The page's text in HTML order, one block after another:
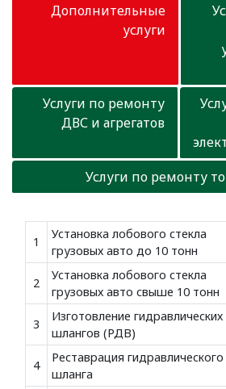
Дополнительные
услуги
Услуги по ремонту
ДВС и агрегатов
Услуги по ремонту
1
Установка лобового стекла
грузовых авто до 10 тонн
2
Установка лобового стекла
грузовых авто свыше 10 тонн
3
Изготовление гидравлических
шлангов (РДВ)
4
Реставрация гидравлического
шланга